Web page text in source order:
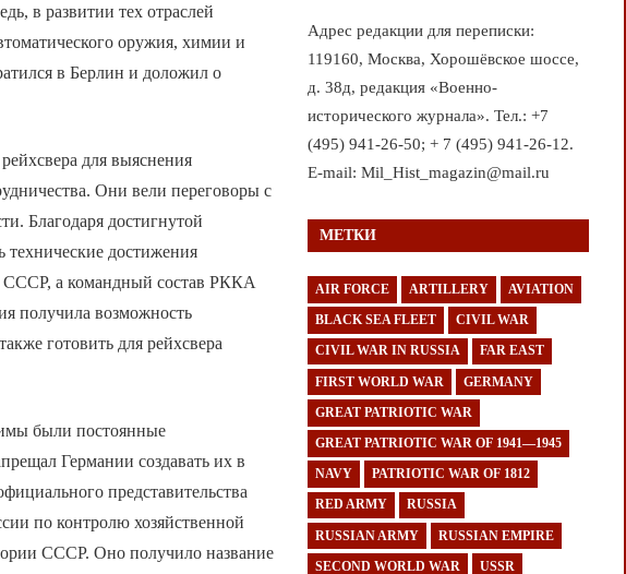
в развитии тех отраслей
оружия, химии и
в Берлин и доложил о
для выяснения
Они вели переговоры с
Благодаря достигнутой
технические достижения
СССР, а командный состав РККА
получила возможность
готовить для рейхсвера
были постоянные
Германии создавать их в
представительства
по контролю хозяйственной
СССР. Оно получило название
Адрес редакции для переписки:
119160, Москва, Хорошёвское шоссе,
д. 38д, редакция «Военно-
исторического журнала». Тел.: +7
(495) 941-26-50; + 7 (495) 941-26-12.
E-mail: Mil_Hist_magazin@mail.ru
МЕТКИ
AIR FORCE ARTILLERY AVIATION
BLACK SEA FLEET CIVIL WAR
CIVIL WAR IN RUSSIA FAR EAST
FIRST WORLD WAR GERMANY
GREAT PATRIOTIC WAR
GREAT PATRIOTIC WAR OF 1941—1945
NAVY PATRIOTIC WAR OF 1812
RED ARMY RUSSIA
RUSSIAN ARMY RUSSIAN EMPIRE
SECOND WORLD WAR USSR